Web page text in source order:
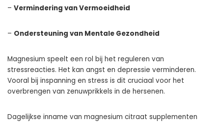
– Vermindering van Vermoeidheid
– Ondersteuning van Mentale Gezondheid
Magnesium speelt een rol bij het reguleren van
stressreacties. Het kan angst en depressie verminderen.
Vooral bij inspanning en stress is dit cruciaal voor het
overbrengen van zenuwprikkels in de hersenen.
Dagelijkse inname van magnesium citraat supplementen